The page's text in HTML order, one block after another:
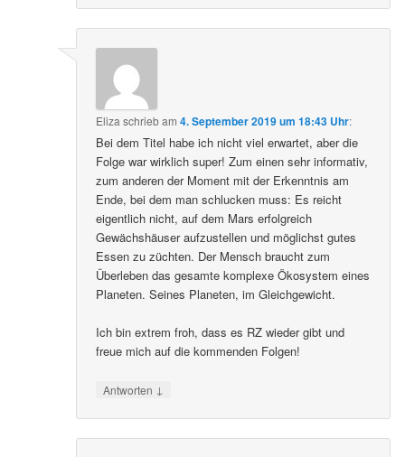
Eliza schriebam4. September 2019 um 18:43 Uhr:
Bei dem Titel habe ich nicht viel erwartet, aber die
Folge war wirklich super! Zum einen sehr informativ,
zum anderen der Moment mit der Erkenntnis am
Ende, bei dem man schlucken muss: Es reicht
eigentlich nicht, auf dem Mars erfolgreich
Gewächshäuser aufzustellen und möglichst gutes
Essen zu züchten. Der Mensch braucht zum
Überleben das gesamte komplexe Ökosystem eines
Planeten. Seines Planeten, im Gleichgewicht.
Ich bin extrem froh, dass es RZ wieder gibt und
freue mich auf die kommenden Folgen!
Antworten ↓